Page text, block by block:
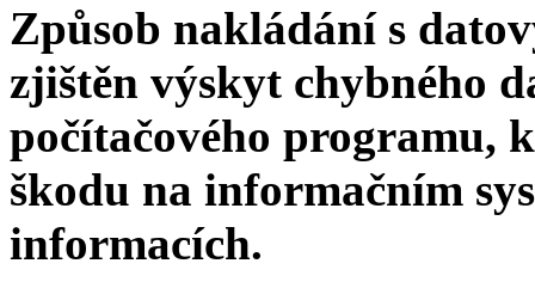
Způsob nakládání s
zjištěn výskyt chybného
počítačového programu,
škodu na informačním
informacích.